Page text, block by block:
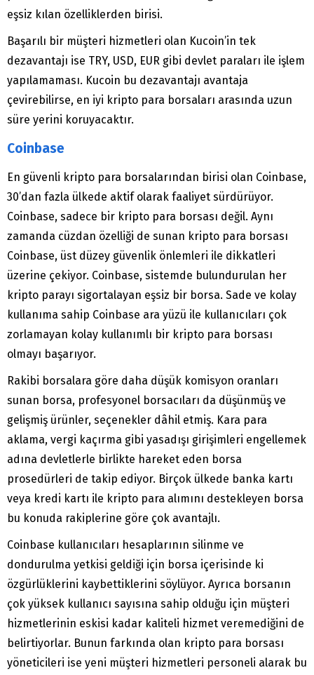
eşsiz kılan özelliklerden birisi.
Başarılı bir müşteri hizmetleri olan Kucoin’in tek
dezavantajı ise TRY, USD, EUR gibi devlet paraları ile işlem
yapılamaması. Kucoin bu dezavantajı avantaja
çevirebilirse, en iyi kripto para borsaları arasında uzun
süre yerini koruyacaktır.
Coinbase
En güvenli kripto para borsalarından birisi olan Coinbase,
30’dan fazla ülkede aktif olarak faaliyet sürdürüyor.
Coinbase, sadece bir kripto para borsası değil. Aynı
zamanda cüzdan özelliği de sunan kripto para borsası
Coinbase, üst düzey güvenlik önlemleri ile dikkatleri
üzerine çekiyor. Coinbase, sistemde bulundurulan her
kripto parayı sigortalayan eşsiz bir borsa. Sade ve kolay
kullanıma sahip Coinbase ara yüzü ile kullanıcıları çok
zorlamayan kolay kullanımlı bir kripto para borsası
olmayı başarıyor.
Rakibi borsalara göre daha düşük komisyon oranları
sunan borsa, profesyonel borsacıları da düşünmüş ve
gelişmiş ürünler, seçenekler dâhil etmiş. Kara para
aklama, vergi kaçırma gibi yasadışı girişimleri engellemek
adına devletlerle birlikte hareket eden borsa
prosedürleri de takip ediyor. Birçok ülkede banka kartı
veya kredi kartı ile kripto para alımını destekleyen borsa
bu konuda rakiplerine göre çok avantajlı.
Coinbase kullanıcıları hesaplarının silinme ve
dondurulma yetkisi geldiği için borsa içerisinde ki
özgürlüklerini kaybettiklerini söylüyor. Ayrıca borsanın
çok yüksek kullanıcı sayısına sahip olduğu için müşteri
hizmetlerinin eskisi kadar kaliteli hizmet veremediğini de
belirtiyorlar. Bunun farkında olan kripto para borsası
yöneticileri ise yeni müşteri hizmetleri personeli alarak bu